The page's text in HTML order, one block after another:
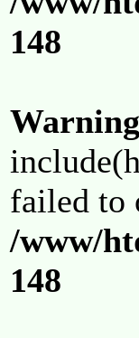
148
Warning
failed to
/www/
148